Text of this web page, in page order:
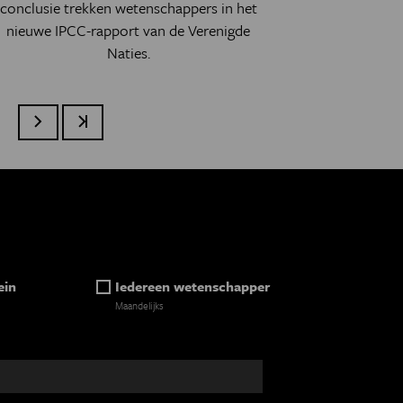
conclusie trekken wetenschappers in het
nieuwe IPCC-rapport van de Verenigde
Naties.
Volgende pagina
Laatste pagina
Iedereen wetenschapper
Maandelijks